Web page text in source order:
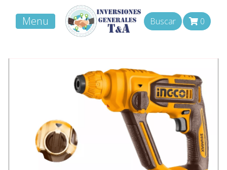
Menu Buscar 0